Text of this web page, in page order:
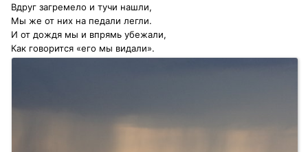
Вдруг загремело и тучи нашли,
Мы же от них на педали легли.
И от дождя мы и впрямь убежали,
Как говорится «его мы видали».